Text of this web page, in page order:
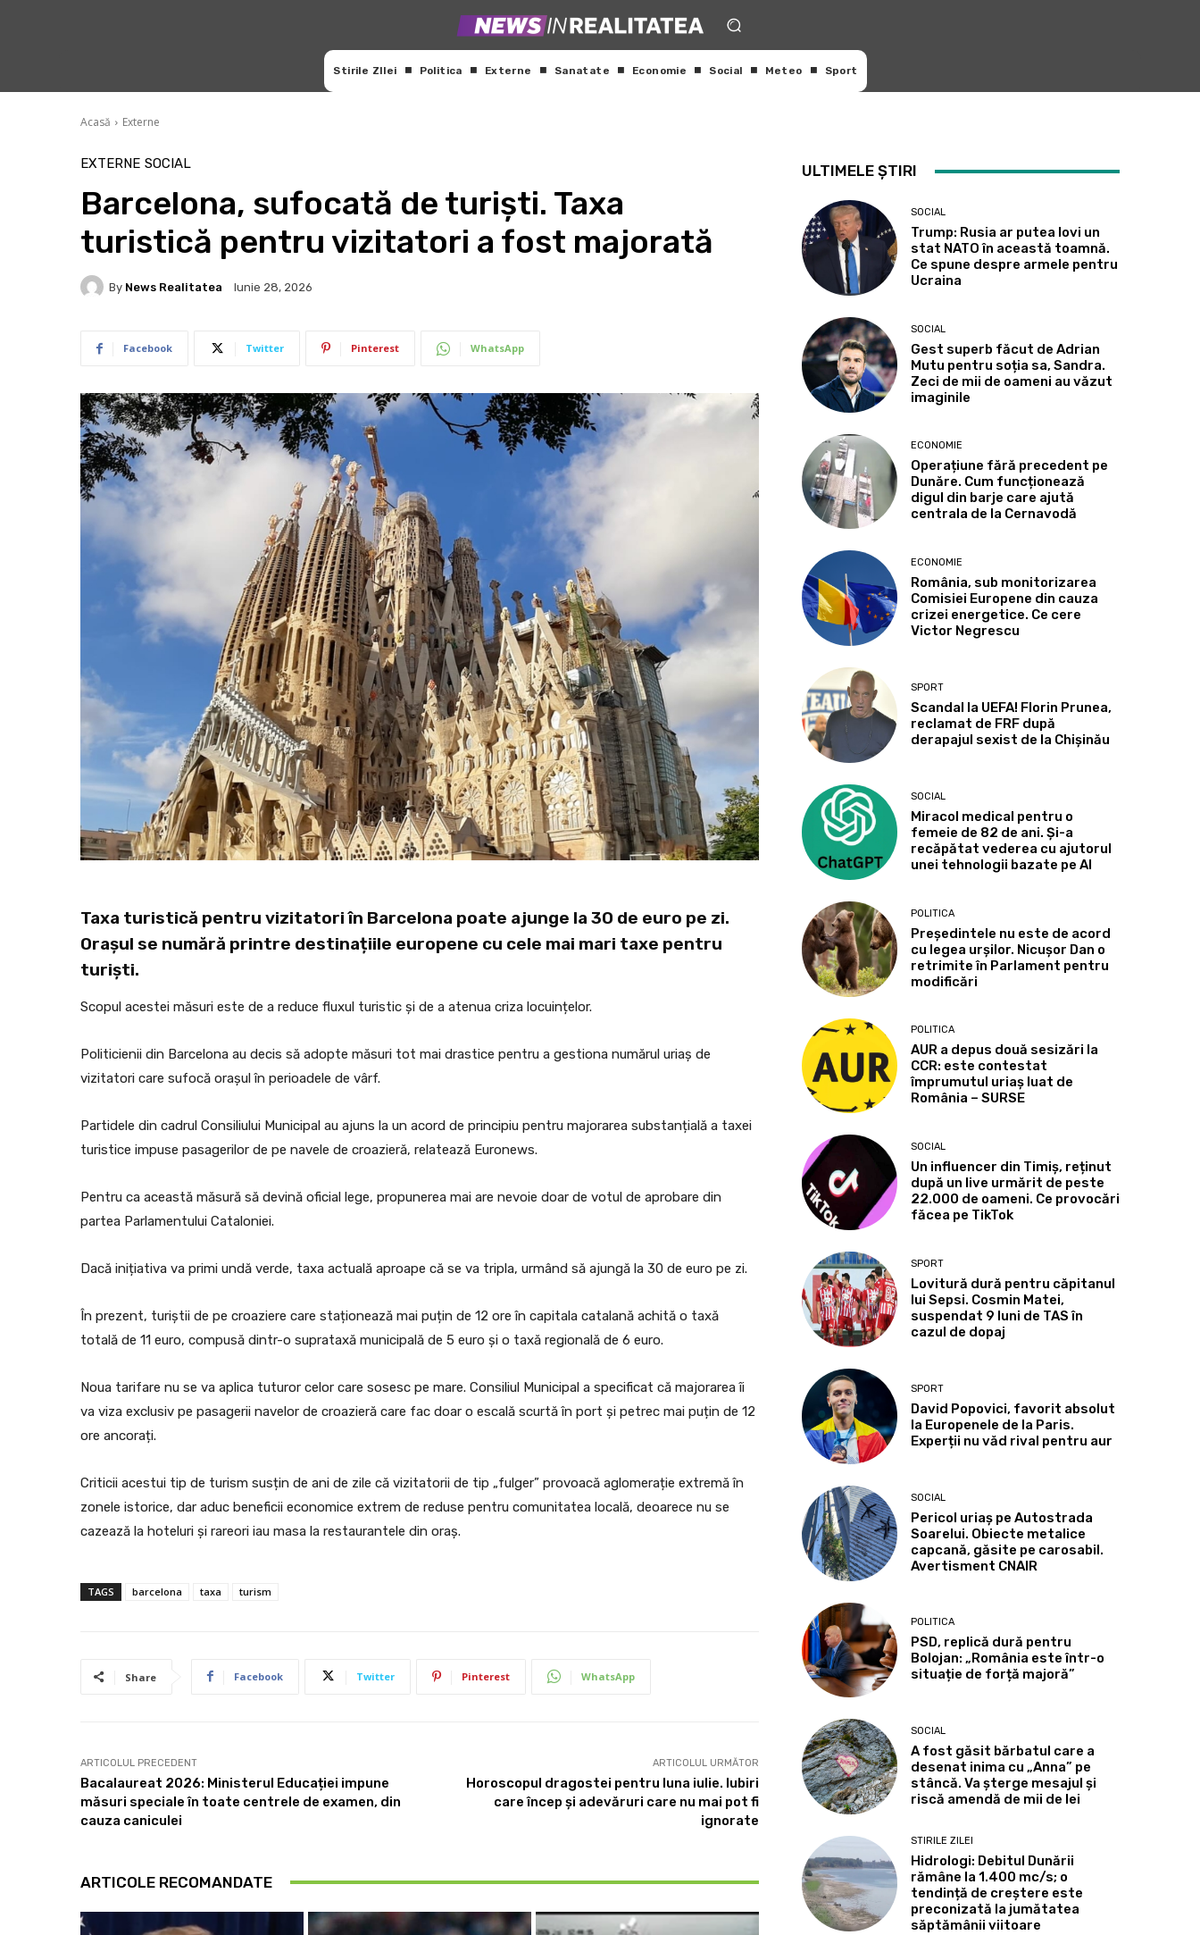
Stirile ZIlei Politica Externe Sanatate Economie Social Meteo Sport
Acasă Externe
EXTERNE SOCIAL
Barcelona, sufocată de turiști. Taxa
turistică pentru vizitatori a fost majorată
By News Realitatea Iunie 28, 2026
Facebook Twitter Pinterest WhatsApp
Taxa turistică pentru vizitatori în Barcelona poate ajunge la 30 de euro pe zi.
Orașul se numără printre destinațiile europene cu cele mai mari taxe pentru
turiști.
Scopul acestei măsuri este de a reduce fluxul turistic și de a atenua criza locuințelor.
Politicienii din Barcelona au decis să adopte măsuri tot mai drastice pentru a gestiona numărul uriaș de
vizitatori care sufocă orașul în perioadele de vârf.
Partidele din cadrul Consiliului Municipal au ajuns la un acord de principiu pentru majorarea substanțială a taxei
turistice impuse pasagerilor de pe navele de croazieră, relatează Euronews.
Pentru ca această măsură să devină oficial lege, propunerea mai are nevoie doar de votul de aprobare din
partea Parlamentului Cataloniei.
Dacă inițiativa va primi undă verde, taxa actuală aproape că se va tripla, urmând să ajungă la 30 de euro pe zi.
În prezent, turiștii de pe croaziere care staționează mai puțin de 12 ore în capitala catalană achită o taxă
totală de 11 euro, compusă dintr-o suprataxă municipală de 5 euro și o taxă regională de 6 euro.
Noua tarifare nu se va aplica tuturor celor care sosesc pe mare. Consiliul Municipal a specificat că majorarea îi
va viza exclusiv pe pasagerii navelor de croazieră care fac doar o escală scurtă în port și petrec mai puțin de 12
ore ancorați.
Criticii acestui tip de turism susțin de ani de zile că vizitatorii de tip „fulger” provoacă aglomerație extremă în
zonele istorice, dar aduc beneficii economice extrem de reduse pentru comunitatea locală, deoarece nu se
cazează la hoteluri și rareori iau masa la restaurantele din oraș.
TAGS barcelona taxa turism
Share Facebook Twitter Pinterest WhatsApp
ARTICOLUL PRECEDENT
Bacalaureat 2026: Ministerul Educației impune
măsuri speciale în toate centrele de examen, din
cauza caniculei
ARTICOLUL URMĂTOR
Horoscopul dragostei pentru luna iulie. Iubiri
care încep și adevăruri care nu mai pot fi
ignorate
ARTICOLE RECOMANDATE
ULTIMELE ȘTIRI
SOCIAL
Trump: Rusia ar putea lovi un
stat NATO în această toamnă.
Ce spune despre armele pentru
Ucraina
SOCIAL
Gest superb făcut de Adrian
Mutu pentru soția sa, Sandra.
Zeci de mii de oameni au văzut
imaginile
ECONOMIE
Operațiune fără precedent pe
Dunăre. Cum funcționează
digul din barje care ajută
centrala de la Cernavodă
ECONOMIE
România, sub monitorizarea
Comisiei Europene din cauza
crizei energetice. Ce cere
Victor Negrescu
SPORT
Scandal la UEFA! Florin Prunea,
reclamat de FRF după
derapajul sexist de la Chișinău
SOCIAL
Miracol medical pentru o
femeie de 82 de ani. Și-a
recăpătat vederea cu ajutorul
unei tehnologii bazate pe AI
POLITICA
Președintele nu este de acord
cu legea urșilor. Nicușor Dan o
retrimite în Parlament pentru
modificări
POLITICA
AUR a depus două sesizări la
CCR: este contestat
împrumutul uriaș luat de
România – SURSE
SOCIAL
Un influencer din Timiș, reținut
după un live urmărit de peste
22.000 de oameni. Ce provocări
făcea pe TikTok
SPORT
Lovitură dură pentru căpitanul
lui Sepsi. Cosmin Matei,
suspendat 9 luni de TAS în
cazul de dopaj
SPORT
David Popovici, favorit absolut
la Europenele de la Paris.
Experții nu văd rival pentru aur
SOCIAL
Pericol uriaș pe Autostrada
Soarelui. Obiecte metalice
capcană, găsite pe carosabil.
Avertisment CNAIR
POLITICA
PSD, replică dură pentru
Bolojan: „România este într-o
situație de forță majoră”
SOCIAL
A fost găsit bărbatul care a
desenat inima cu „Anna” pe
stâncă. Va șterge mesajul și
riscă amendă de mii de lei
STIRILE ZILEI
Hidrologi: Debitul Dunării
rămâne la 1.400 mc/s; o
tendință de creștere este
preconizată la jumătatea
săptămânii viitoare